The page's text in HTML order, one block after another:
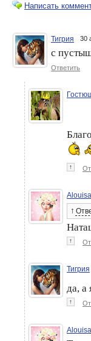
Гостюшка. Мои
косметические
до донышка. Август
Итоги конкурса "Мои
косметические,
экземпляры
до донышка" за
Написать
Тигрия 30
с
Ответить
↑
Alouisa
↑
↑
Тигрия
да, а
↑
Alouisa